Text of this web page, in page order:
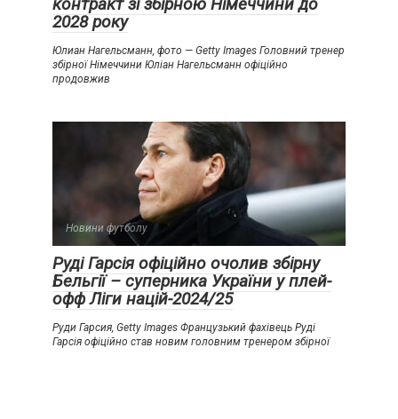
2028 року
Юлиан Нагельсманн, фото — Getty Images Головний тренер
збірної Німеччини Юліан Нагельсманн офіційно
продовжив
Новини футболу
Руді Гарсія офіційно очолив збірну
Бельгії – суперника України у плей-
офф Ліги націй-2024/25
Руди Гарсия, Getty Images Французький фахівець Руді
Гарсія офіційно став новим головним тренером збірної